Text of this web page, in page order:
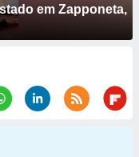
em Zapponeta,